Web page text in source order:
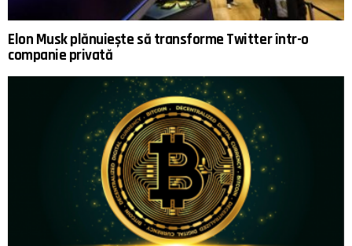
Elon Musk plănuiește să transforme Twitter într-o
companie privată